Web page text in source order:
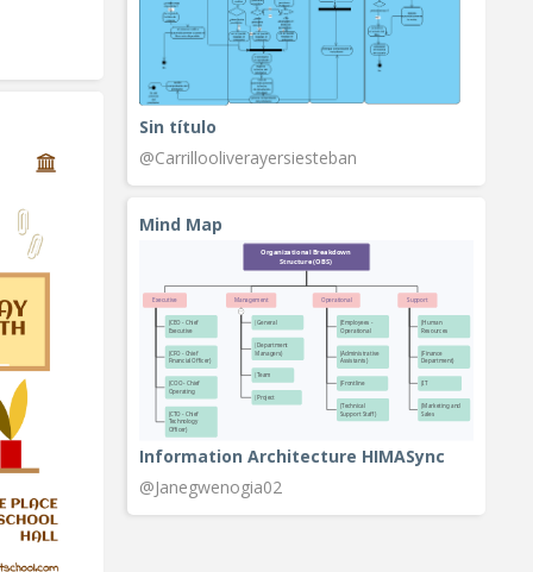
Sin título
@Carrillooliverayersiesteban
Mind Map
Information Architecture HIMASync
@Janegwenogia02